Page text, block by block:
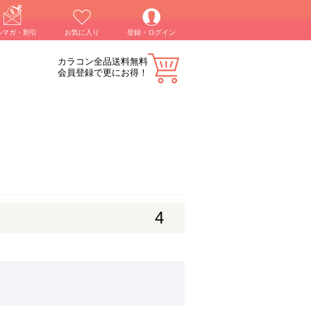
マガ・割引 お気に入り 登録・ログイン
カラコン全品送料無料
会員登録で更にお得！
4